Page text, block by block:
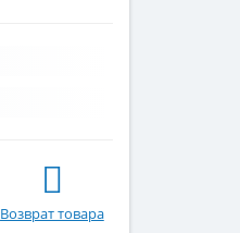
Возврат товара